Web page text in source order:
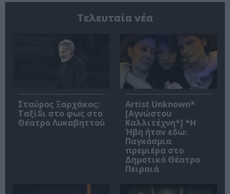
Τελευταία νέα
Σταύρος Ξαρχάκος:
Ταξίδι στο φως στο
Θέατρο Λυκαβηττού
Artist Unknown*
[Αγνώστου
Καλλιτέχνη*] *Η
Ήβη ήταν εδώ:
Παγκόσμια
πρεμιέρα στο
Δημοτικό Θέατρο
Πειραιά